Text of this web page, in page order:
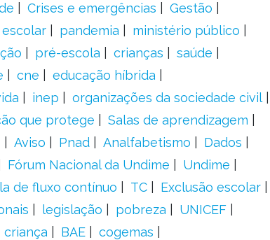
Crises e emergências
Gestão
pandemia
ministério público
pré-escola crianças
saúde
cne
educação híbrida
inep
organizações da sociedade civil
que protege
Salas de aprendizagem
Aviso Pnad Analfabetismo
Dados
Fórum Nacional da Undime
Undime
de fluxo contínuo TC
Exclusão escolar
legislação pobreza
UNICEF
criança BAE
cogemas